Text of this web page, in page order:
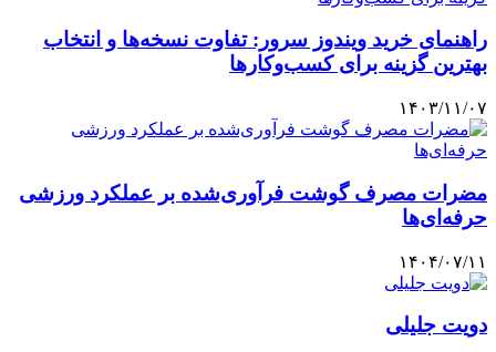
راهنمای خرید ویندوز سرور: تفاوت نسخه‌ها و انتخاب
بهترین گزینه برای کسب‌وکارها
۱۴۰۳/۱۱/۰۷
مضرات مصرف گوشت فرآوری‌شده بر عملکرد ورزشی
حرفه‌ای‌ها
۱۴۰۴/۰۷/۱۱
دویت جلیلی